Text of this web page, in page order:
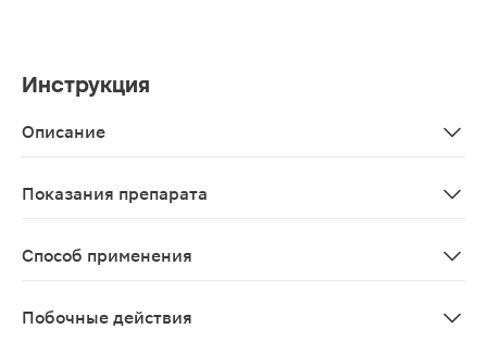
Инструкция
Описание
Показания препарата
Способ применения
Побочные действия